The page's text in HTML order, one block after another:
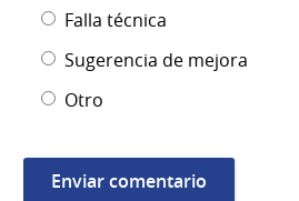
Falla técnica
Sugerencia de mejora
Otro